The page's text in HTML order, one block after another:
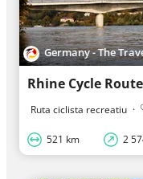
Germany - The
Ruta ciclista recreatiu ·
521 km 2